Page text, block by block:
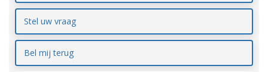
Stel uw vraag
Bel mij terug